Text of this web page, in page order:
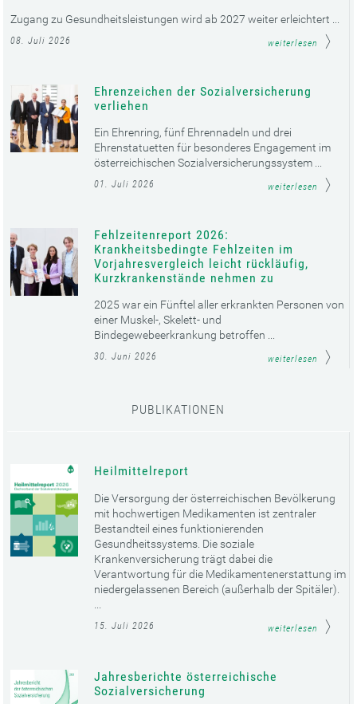
Zugang zu Gesundheitsleistungen wird ab 2027 weiter erleichtert ...
08. Juli 2026 weiterlesen
Ehrenzeichen der Sozialversicherung
verliehen
Ein Ehrenring, fünf Ehrennadeln und drei
Ehrenstatuetten für besonderes Engagement im
österreichischen Sozialversicherungssystem ...
01. Juli 2026 weiterlesen
Fehlzeitenreport 2026:
Krankheitsbedingte Fehlzeiten im
Vorjahresvergleich leicht rückläufig,
Kurzkrankenstände nehmen zu
2025 war ein Fünftel aller erkrankten Personen von
einer Muskel-, Skelett- und
Bindegewebeerkrankung betroffen ...
30. Juni 2026 weiterlesen
PUBLIKATIONEN
Heilmittelreport
Die Versorgung der österreichischen Bevölkerung
mit hochwertigen Medikamenten ist zentraler
Bestandteil eines funktionierenden
Gesundheitssystems. Die soziale
Krankenversicherung trägt dabei die
Verantwortung für die Medikamentenerstattung im
niedergelassenen Bereich (außerhalb der Spitäler).
15. Juli 2026 weiterlesen
Jahresberichte österreichische
Sozialversicherung